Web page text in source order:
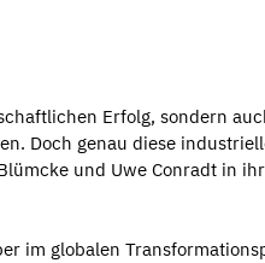
Erfolg, sondern
Doch genau diese
und Uwe Conradt in
im globalen